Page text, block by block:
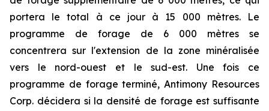
portera le total à ce jour à 15 000 mètres. Le
programme de forage de 6 000 mètres se
concentrera sur l'extension de la zone minéralisée
vers le nord-ouest et le sud-est. Une fois ce
programme de forage terminé, Antimony Resources
Corp. décidera si la densité de forage est suffisante